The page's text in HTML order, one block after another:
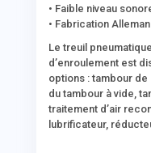
• Faible niveau
• Fabrication
Le treuil
d’enroulement est
options : tambour
du tambour à vide,
traitement d’air
lubrificateur,